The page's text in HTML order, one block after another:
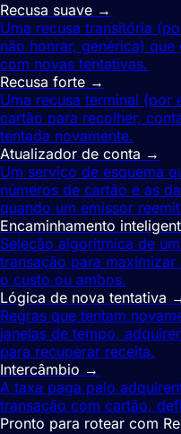
Recusa suave →
Uma recusa transitória
não honrar, genérica)
com novas tentativas.
Recusa forte →
Uma recusa terminal
cartão para recolher,
tentada novamente.
Atualizador de conta →
Um serviço de esquema
números de cartão e as
quando um emissor
Encaminhamento
Seleção algorítmica de
transação para
o custo ou ambos.
Lógica de nova tentativa
Regras que tentam
janelas de tempo,
para recuperar receita.
Intercâmbio →
A taxa paga pelo
transação com cartão,
Pronto para rotear com